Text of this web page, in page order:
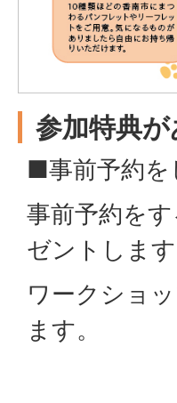
参加特典が
■事前予約を
事前予約を
ゼントします
ワークショ
ます。